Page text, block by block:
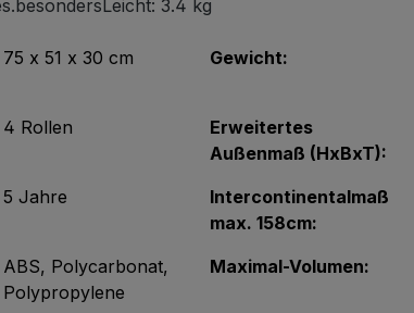
3.4 kg
75 x 51 x 30 cm Gewicht:
4 Rollen
Erweitertes
Außenmaß (HxBxT):
5 Jahre
Intercontinentalmaß
max. 158cm:
ABS, Polycarbonat,
Polypropylene
Maximal-Volumen: